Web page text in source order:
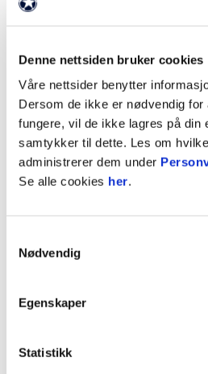
Denne nettsiden bruker cookies
Våre nettsider benytter
Dersom de ikke er nødvendig
fungere, vil de ikke lagres på din
samtykker til dette. Les om
administrerer dem under
Se alle cookies her.
Nødvendig
Egenskaper
Statistikk
og må betale 150 000 kroner i
kvinnen. Molde FK tar
Administrasjonen og styret i
behandling og nøye
på at tingrettens flertall
derfor fortsatt være